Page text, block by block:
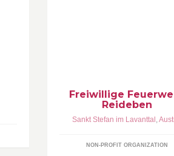
Freiwillige
Reideben
Sankt Stefan im Lavanttal ,
NON-PROFIT ORGANIZATION